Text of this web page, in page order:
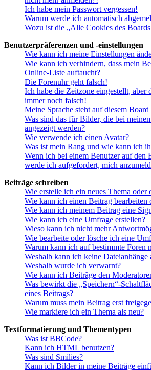
Ich habe mein Passwort vergessen!
Warum werde ich automatisch
Wozu ist die „Alle Cookies des
Benutzerpräferenzen und -einstellungen
Wie kann ich meine Einstellungen
Wie kann ich verhindern, dass mein
Online-Liste auftaucht?
Die Forenuhr geht falsch!
Ich habe die Zeitzone eingestellt, aber
immer noch falsch!
Meine Sprache steht auf diesem
Was sind das für Bilder, die bei
angezeigt werden?
Wie verwende ich einen Avatar?
Was ist mein Rang und wie kann ich
Wenn ich bei einem Benutzer auf
werde ich aufgefordert, mich
Beiträge schreiben
Wie erstelle ich ein neues Thema oder
Wie kann ich einen Beitrag bearbeiten
Wie kann ich meinem Beitrag eine
Wie kann ich eine Umfrage erstellen?
Wieso kann ich nicht mehr
Wie bearbeite oder lösche ich eine
Warum kann ich auf bestimmte Foren
Weshalb kann ich keine Dateianhänge
Weshalb wurde ich verwarnt?
Wie kann ich Beiträge den
Was bewirkt die „Speichern“-
eines Beitrags?
Warum muss mein Beitrag erst
Wie markiere ich ein Thema als neu?
Textformatierung und Thementypen
Was ist BBCode?
Kann ich HTML benutzen?
Was sind Smilies?
Kann ich Bilder in meine Beiträge